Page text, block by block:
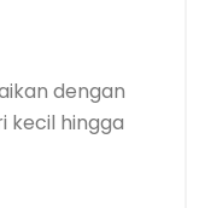
dengan
kecil hingga